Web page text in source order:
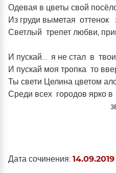
Одевая в цветы свой
Из груди выметая оттенок
Светлый трепет любви,
И пускай… я не стал в
И пускай моя тропка то
Ты свети Целина цветом
Среди всех городов ярко в
Дата сочинения: 14.09.2019